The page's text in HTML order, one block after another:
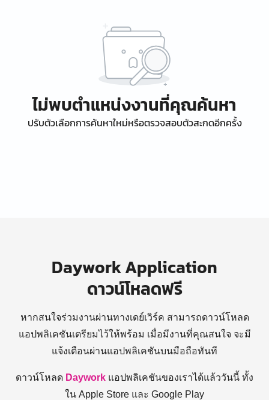
ไม่พบตำแหน่งงานที่คุณค้นหา
ปรับตัวเลือกการค้นหาใหม่หรือตรวจสอบตัวสะกดอีกครั้ง
Daywork Application
ดาวน์โหลดฟรี
หากสนใจร่วมงานผ่านทางเดย์เวิร์ค สามารถดาวน์โหลด
แอปพลิเคชันเตรียมไว้ให้พร้อม เมื่อมีงานที่คุณสนใจ จะมี
แจ้งเตือนผ่านแอปพลิเคชันบนมือถือทันที
ดาวน์โหลด Daywork แอปพลิเคชันของเราได้แล้ววันนี้ ทั้ง
ใน Apple Store และ Google Play